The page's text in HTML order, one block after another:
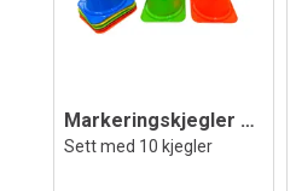
Markeringskjegler 10 stk
Sett med 10 kjegler